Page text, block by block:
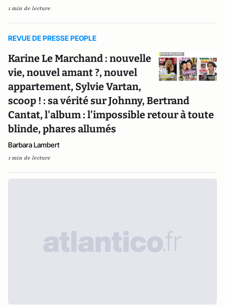
1 min de lecture
REVUE DE PRESSE PEOPLE
Karine Le Marchand : nouvelle
vie, nouvel amant ?, nouvel
appartement, Sylvie Vartan,
scoop ! : sa vérité sur Johnny, Bertrand
Cantat, l'album : l’impossible retour à toute
blinde, phares allumés
Barbara Lambert
1 min de lecture